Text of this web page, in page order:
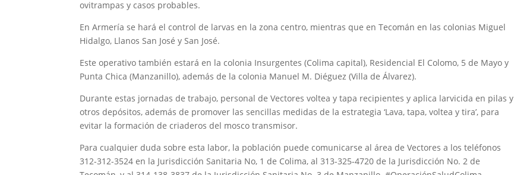
ovitrampas y casos probables.
En Armería se hará el control de larvas en la zona centro, mientras que en Tecomán en las colonias Miguel
Hidalgo, Llanos San José y San José.
Este operativo también estará en la colonia Insurgentes (Colima capital), Residencial El Colomo, 5 de Mayo y
Punta Chica (Manzanillo), además de la colonia Manuel M. Diéguez (Villa de Álvarez).
Durante estas jornadas de trabajo, personal de Vectores voltea y tapa recipientes y aplica larvicida en pilas y
otros depósitos, además de promover las sencillas medidas de la estrategia ‘Lava, tapa, voltea y tira’, para
evitar la formación de criaderos del mosco transmisor.
Para cualquier duda sobre esta labor, la población puede comunicarse al área de Vectores a los teléfonos
312-312-3524 en la Jurisdicción Sanitaria No, 1 de Colima, al 313-325-4720 de la Jurisdicción No. 2 de